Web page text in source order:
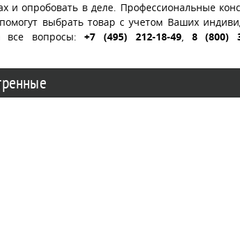
и опробовать в деле. Профессиональные
выбрать товар с учетом Ваших
все вопросы:+7 (495) 212-18-49, 8 (800)